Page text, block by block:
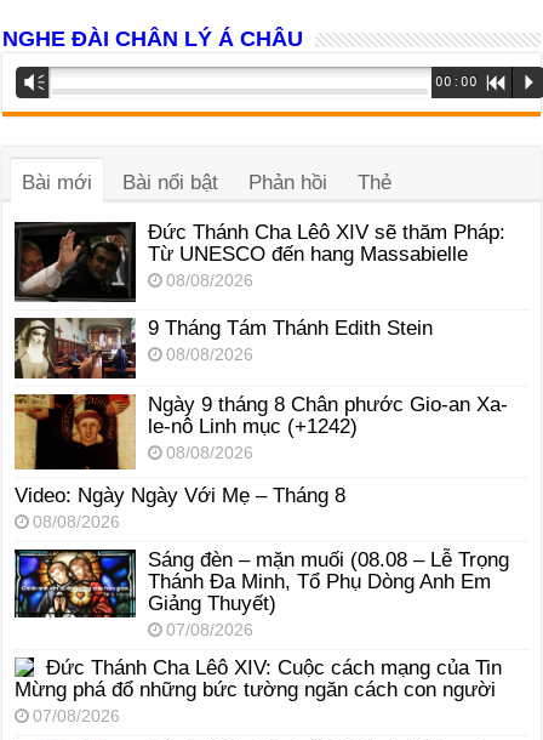
NGHE ĐÀI CHÂN LÝ Á CHÂU
Trình
phát
âm
Vm 00:00 R P
Bài mới Bài nổi bật Phản hồi Thẻ
Đức Thánh Cha Lêô XIV sẽ thăm Pháp:
Từ UNESCO đến hang Massabielle
08/08/2026
9 Tháng Tám Thánh Edith Stein
08/08/2026
Ngày 9 tháng 8 Chân phước Gio-an Xa-
le-nô Linh mục (+1242)
08/08/2026
Video: Ngày Ngày Với Mẹ – Tháng 8
08/08/2026
Sáng đèn – mặn muối (08.08 – Lễ Trọng
Thánh Đa Minh, Tổ Phụ Dòng Anh Em
Giảng Thuyết)
07/08/2026
Đức Thánh Cha Lêô XIV: Cuộc cách mạng của Tin
Mừng phá đổ những bức tường ngăn cách con người
07/08/2026